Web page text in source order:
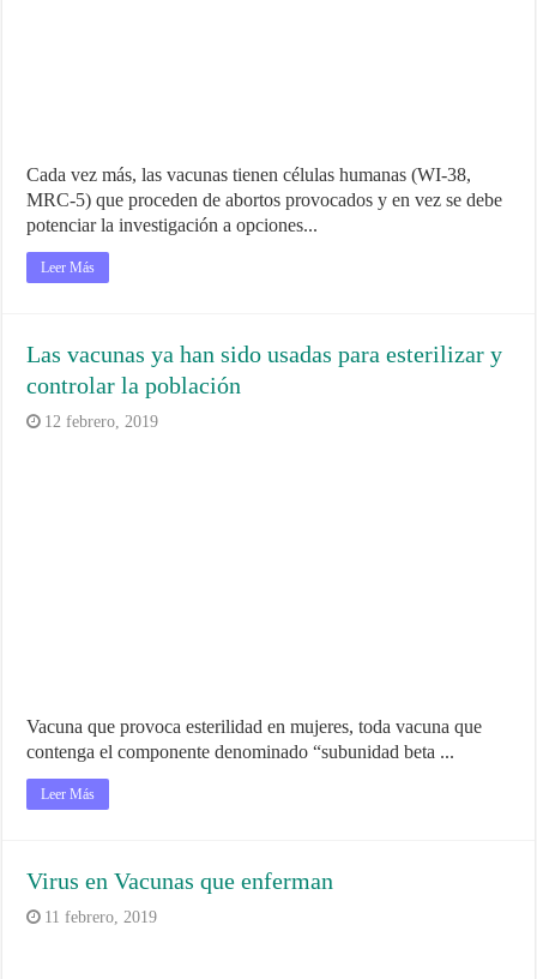
Cada vez más, las vacunas tienen células humanas (WI-38,
MRC-5) que proceden de abortos provocados y en vez se debe
potenciar la investigación a opciones...
Leer Más
Las vacunas ya han sido usadas para esterilizar y
controlar la población
12 febrero, 2019
Vacuna que provoca esterilidad en mujeres, toda vacuna que
contenga el componente denominado “subunidad beta ...
Leer Más
Virus en Vacunas que enferman
11 febrero, 2019